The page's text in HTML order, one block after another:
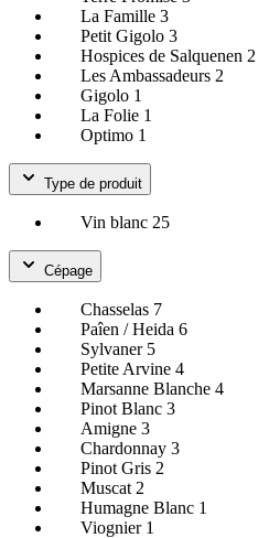
La Famille 3
Petit Gigolo 3
Hospices de Salquenen 2
Les Ambassadeurs 2
Gigolo 1
La Folie 1
Optimo 1
Type de produit
Vin blanc 25
Cépage
Chasselas 7
Paîen / Heida 6
Sylvaner 5
Petite Arvine 4
Marsanne Blanche 4
Pinot Blanc 3
Amigne 3
Chardonnay 3
Pinot Gris 2
Muscat 2
Humagne Blanc 1
Viognier 1